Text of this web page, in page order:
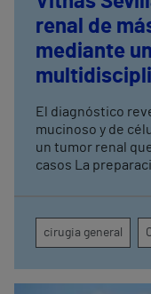
renal de
mediante
El diagnóstico
mucinoso y de
un tumor renal
casos La preparación logística implicó a Urología,
cirugia general